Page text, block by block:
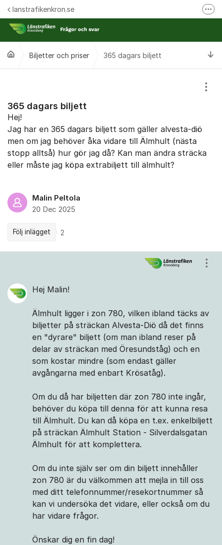
Hoppa till innehåll
lanstrafikenkron.se
Länstrafiken Kronobergs webbplats
Biljetter och priser 365 dagars biljett
365 dagars biljett
Hej!
Jag har en 365 dagars biljett som gäller alvesta-diö
men om jag behöver åka vidare till Älmhult (nästa
stopp alltså) hur gör jag då? Kan man ändra sträcka
eller måste jag köpa extrabiljett till älmhult?
Malin Peltola
20 Dec 2025
Följ inlägget 2
Hej Malin!
Älmhult ligger i zon 780, vilken ibland täcks av
biljetter på sträckan Alvesta-Diö då det finns
en "dyrare" biljett (om man ibland reser på
delar av sträckan med Öresundståg) och en
som kostar mindre (som endast gäller
avgångarna med enbart Krösatåg).
Om du då har biljetten där zon 780 inte ingår,
behöver du köpa till denna för att kunna resa
till Älmhult. Du kan då köpa en t.ex. enkelbiljett
på sträckan Älmhult Station - Silverdalsgatan
Älmhult för att komplettera.
Om du inte själv ser om din biljett innehåller
zon 780 är du välkommen att mejla in till oss
med ditt telefonnummer/resekortnummer så
kan vi undersöka det vidare, eller också om du
har vidare frågor.
Önskar dig en fin dag!